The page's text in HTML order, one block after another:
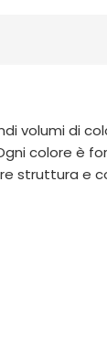
volumi di
colore è
struttura e